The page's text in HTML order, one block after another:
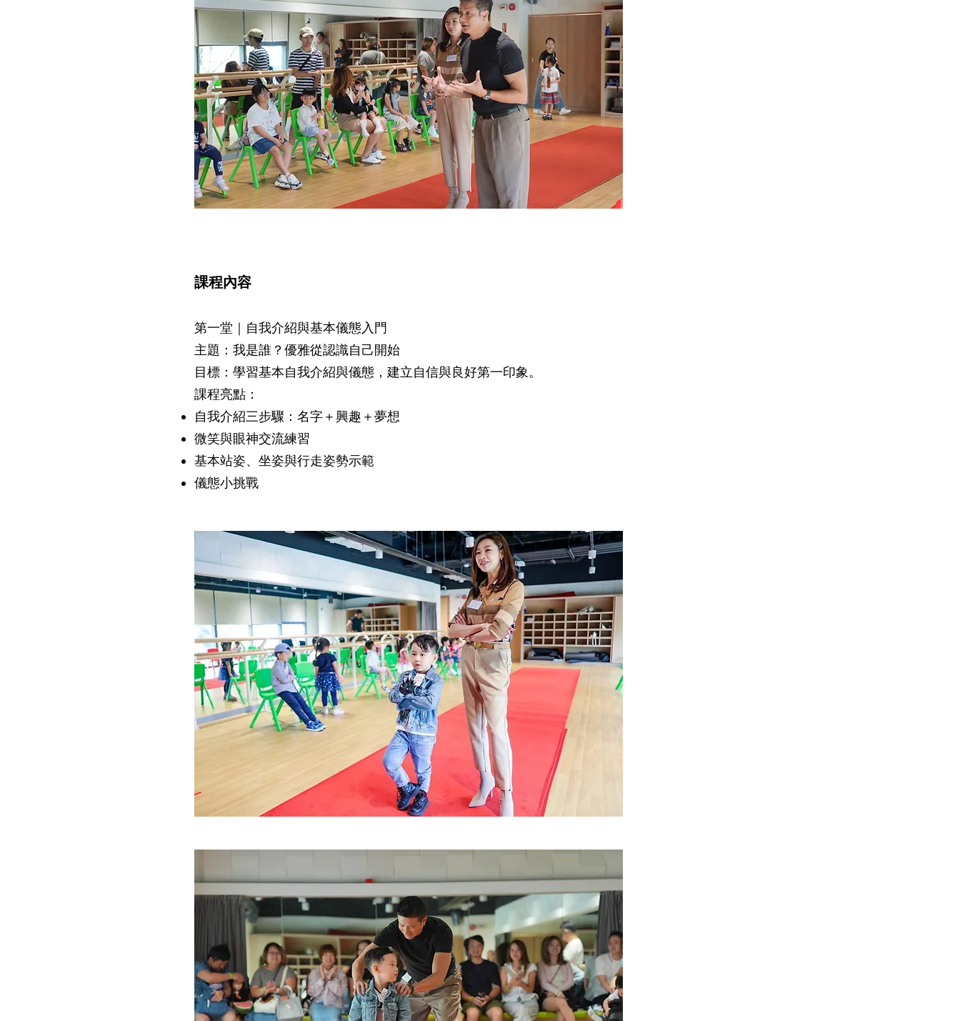
課程內容
第一堂｜自我介紹與基本儀態入門
主題：我是誰？優雅從認識自己開始
目標：學習基本自我介紹與儀態，建立自信與良好第一印象。
課程亮點：
自我介紹三步驟：名字＋興趣＋夢想
微笑與眼神交流練習
基本站姿、坐姿與行走姿勢示範
儀態小挑戰